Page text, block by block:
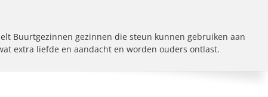
Buurtgezinnen gezinnen die steun kunnen gebruiken aan
extra liefde en aandacht en worden ouders ontlast.